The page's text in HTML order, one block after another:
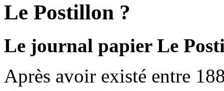
Le Postillon ?
Le journal papier Le
Après avoir existé entre